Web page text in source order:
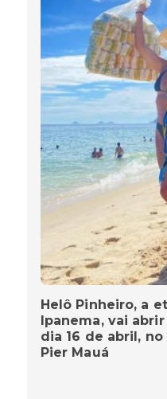
Helô Pinheiro, a
Ipanema, vai
dia 16 de abril,
Pier Mauá